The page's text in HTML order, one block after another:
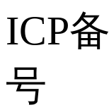
ICP
号